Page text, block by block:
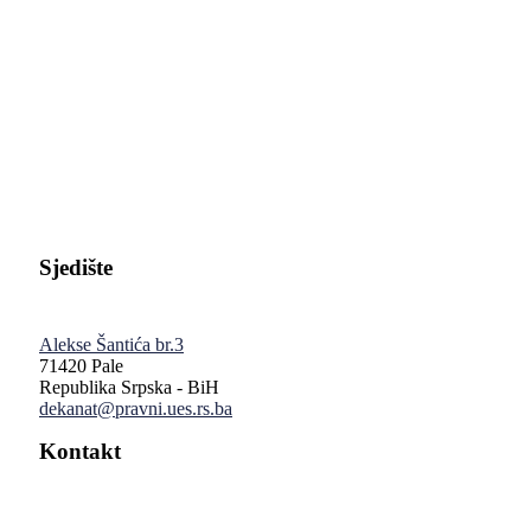
Sjedište
Alekse Šantića br.3
71420 Pale
Republika Srpska - BiH
dekanat@pravni.ues.rs.ba
Kontakt